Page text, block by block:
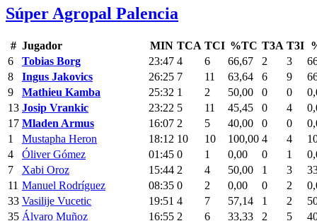
Súper Agropal Palencia
# Jugador MIN TCA TCI %TC T3A T3I
6
Tobias Borg 23:47 4 6 66,67 2 3
8
Ingus Jakovics 26:25 7 11 63,64 6 9
9
Mathieu Kamba 25:32 1 2 50,00 0 0
13 Josip Vrankic 23:22 5 11 45,45 0 4
17 Mladen Armus 16:07 2 5 40,00 0 0
1
Mustapha Heron 18:12 10 10 100,00 4 4
4
Óliver Gómez 01:45 0 1 0,00 0 1
7
Xabi Oroz 15:44 2 4 50,00 1 3
11 Manuel Rodríguez 08:35 0 2 0,00 0 2
33 Vasilije Vucetic 19:51 4 7 57,14 1 2
35 Álvaro Muñoz 16:55 2 6 33,33 2 5